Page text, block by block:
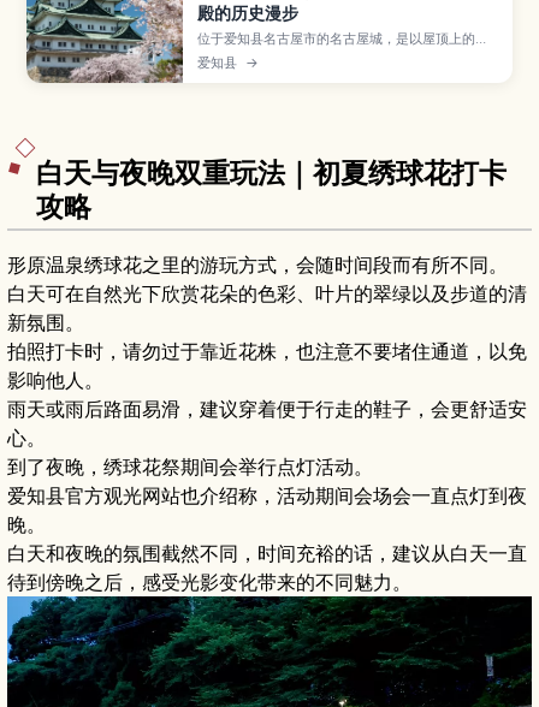
殿的历史漫步
位于爱知县名古屋市的名古屋城，是以屋顶上的金
鯱、雄伟天守阁和复原本丸御殿闻名的代表性城
郭。本文介绍名古屋城的建城历史与战后重建、天
爱知县 →
白天与夜晚双重玩法｜初夏绣球花打卡
攻略
形原温泉绣球花之里的游玩方式，会随时间段而有所不同。
白天可在自然光下欣赏花朵的色彩、叶片的翠绿以及步道的清
新氛围。
拍照打卡时，请勿过于靠近花株，也注意不要堵住通道，以免
影响他人。
雨天或雨后路面易滑，建议穿着便于行走的鞋子，会更舒适安
心。
到了夜晚，绣球花祭期间会举行点灯活动。
爱知县官方观光网站也介绍称，活动期间会场会一直点灯到夜
晚。
白天和夜晚的氛围截然不同，时间充裕的话，建议从白天一直
待到傍晚之后，感受光影变化带来的不同魅力。